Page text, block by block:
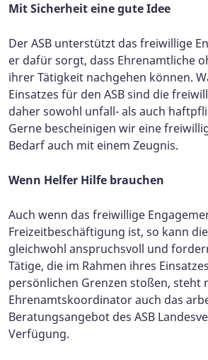
Mit Sicherheit eine gute Idee
Der ASB unterstützt das freiwillige
er dafür sorgt, dass Ehrenamtliche
ihrer Tätigkeit nachgehen können.
Einsatzes für den ASB sind die
daher sowohl unfall- als auch
Gerne bescheinigen wir eine
Bedarf auch mit einem Zeugnis.
Wenn Helfer Hilfe brauchen
Auch wenn das freiwillige
Freizeitbeschäftigung ist, so kann
gleichwohl anspruchsvoll und
Tätige, die im Rahmen ihres
persönlichen Grenzen stoßen, steht
Ehrenamtskoordinator auch das
Beratungsangebot des ASB
Verfügung.